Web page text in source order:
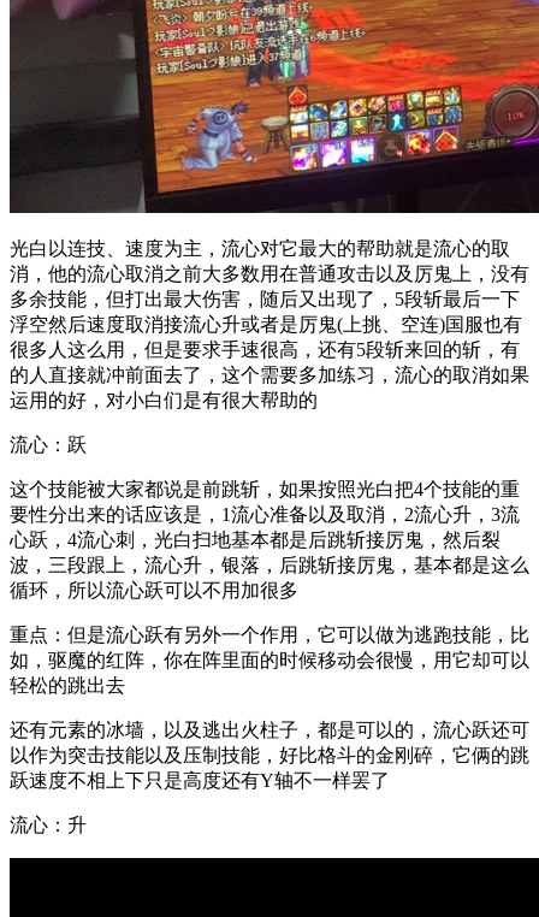
光白以连技、速度为主，流心对它最大的帮助就是流心的取
消，他的流心取消之前大多数用在普通攻击以及厉鬼上，没有
多余技能，但打出最大伤害，随后又出现了，5段斩最后一下
浮空然后速度取消接流心升或者是厉鬼(上挑、空连)国服也有
很多人这么用，但是要求手速很高，还有5段斩来回的斩，有
的人直接就冲前面去了，这个需要多加练习，流心的取消如果
运用的好，对小白们是有很大帮助的
流心：跃
这个技能被大家都说是前跳斩，如果按照光白把4个技能的重
要性分出来的话应该是，1流心准备以及取消，2流心升，3流
心跃，4流心刺，光白扫地基本都是后跳斩接厉鬼，然后裂
波，三段跟上，流心升，银落，后跳斩接厉鬼，基本都是这么
循环，所以流心跃可以不用加很多
重点：但是流心跃有另外一个作用，它可以做为逃跑技能，比
如，驱魔的红阵，你在阵里面的时候移动会很慢，用它却可以
轻松的跳出去
还有元素的冰墙，以及逃出火柱子，都是可以的，流心跃还可
以作为突击技能以及压制技能，好比格斗的金刚碎，它俩的跳
跃速度不相上下只是高度还有Y轴不一样罢了
流心：升